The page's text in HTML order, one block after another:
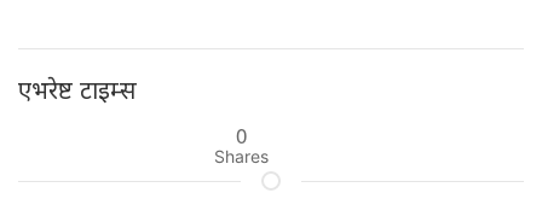
एभरेष्ट टाइम्स
0
Shares